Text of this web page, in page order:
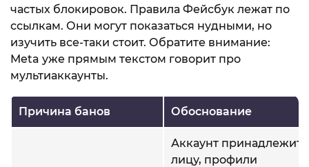
частых блокировок. Правила Фейсбук лежат по
ссылкам. Они могут показаться нудными, но
изучить все-таки стоит. Обратите внимание:
Meta уже прямым текстом говорит про
мультиаккаунты.
Причина банов Обоснование
Аккаунт принадлежит
лицу, профили